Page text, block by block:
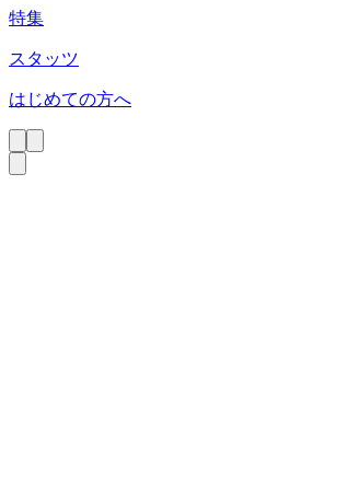
特集
スタッツ
はじめての方へ